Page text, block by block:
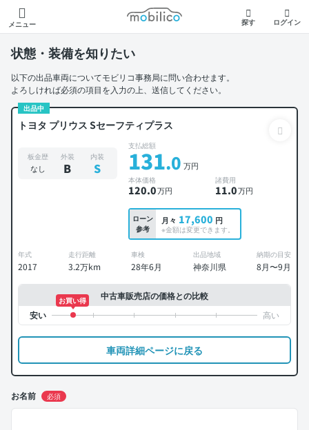
メニュー
モビリコ
探す ログイン
状態・装備を知りたい
以下の出品車両についてモビリコ事務局に問い合わせます。
よろしければ必須の項目を入力の上、送信してください。
出品中
トヨタ プリウス Sセーフティプラス
板金歴
なし
外装
B
内装
S
支払総額
131.0 万円
本体価格
120.0万円
諸費用
11.0万円
ローン
参考
月々 17,600 円
※金額は変更できます。
年式
2017
走行距離
3.2万km
車検
28年6月
出品地域
神奈川県
納期の目安
8月〜9月
中古車販売店の価格との比較
お買い得
車両詳細ページに戻る
お名前 必須